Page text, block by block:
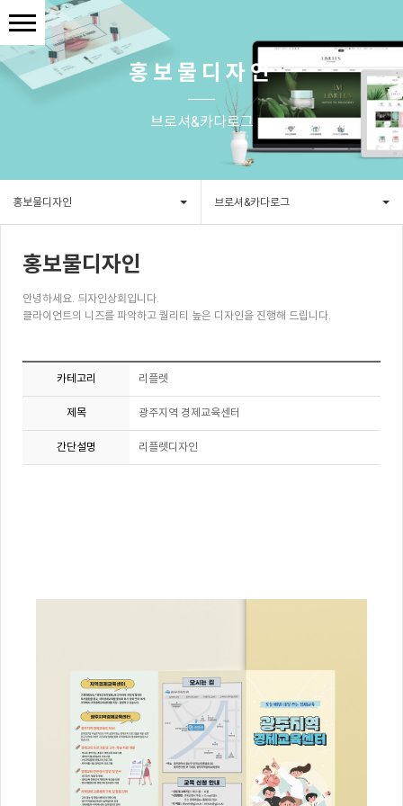
홍보물디자인
브로셔&카다로그
홍보물디자인 브로셔&카다로그
홍보물디자인
안녕하세요. 듸자인상회입니다.
클라이언트의 니즈를 파악하고 퀄리티 높은 디자인을 진행해 드립니다.
카테고리 리플렛
제목 광주지역 경제교육센터
간단설명 리플렛디자인